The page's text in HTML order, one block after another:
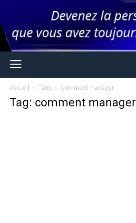
Accueil Tags Comment manager
Tag: comment manager